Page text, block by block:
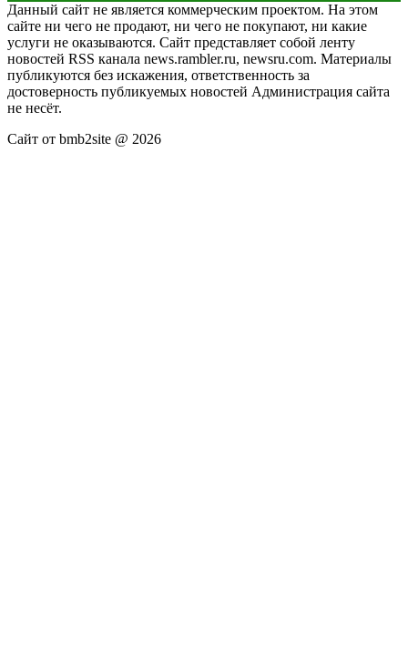
Данный сайт не является коммерческим проектом. На этом
сайте ни чего не продают, ни чего не покупают, ни какие
услуги не оказываются. Сайт представляет собой ленту
новостей RSS канала news.rambler.ru, newsru.com. Материалы
публикуются без искажения, ответственность за
достоверность публикуемых новостей Администрация сайта
не несёт.
Сайт от bmb2site @ 2026